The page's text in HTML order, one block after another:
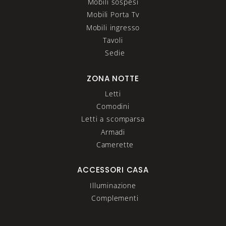
Mobili Porta Tv
Mobili ingresso
Tavoli
Sedie
ZONA NOTTE
Letti
Comodini
Letti a scomparsa
Armadi
Camerette
ACCESSORI CASA
Illuminazione
Complementi